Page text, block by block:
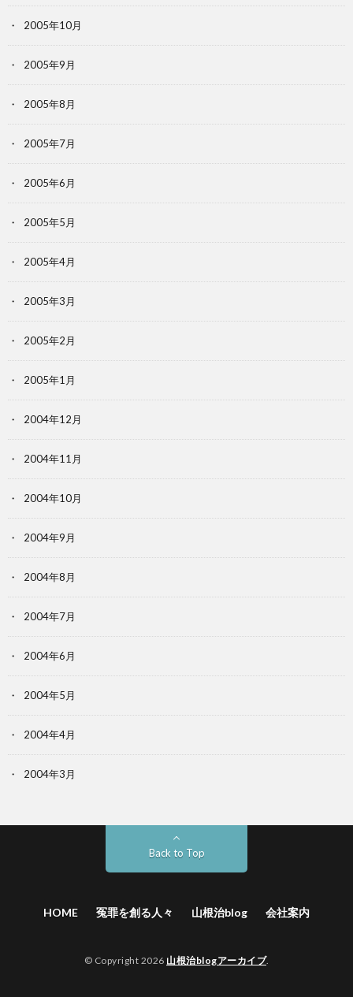
2005年10月
2005年9月
2005年8月
2005年7月
2005年6月
2005年5月
2005年4月
2005年3月
2005年2月
2005年1月
2004年12月
2004年11月
2004年10月
2004年9月
2004年8月
2004年7月
2004年6月
2004年5月
2004年4月
2004年3月
Back to Top
HOME 冤罪を創る人々 山根治blog 会社案内
© Copyright 2026 山根治blogアーカイブ.